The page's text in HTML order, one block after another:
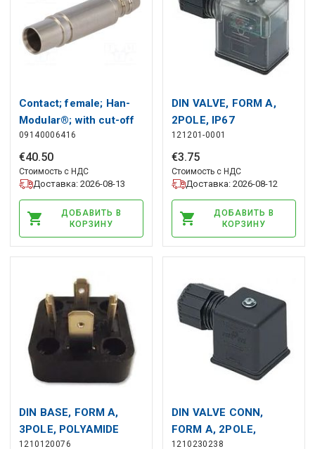
Contact; female; Han-
Modular®; with cut-off
valve; pipe ID Ø6mm
HARTING
09140006416
€40.50
Стоимость с НДС
Доставка: 2026-08-13
ДОБАВИТЬ В
КОРЗИНУ
DIN VALVE, FORM A,
2POLE, IP67
121201-0001
€3.75
Стоимость с НДС
Доставка: 2026-08-12
ДОБАВИТЬ В
КОРЗИНУ
DIN BASE, FORM A,
3POLE, POLYAMIDE
1210120076
DIN VALVE CONN,
FORM A, 2POLE,
90DEG, PA
1210230238